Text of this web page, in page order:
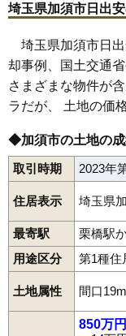
61 北篠崎
62 杓子木
63 上崎
64 北平野
65 鴻茎
66 北大桑
67 砂原
68 中ノ目
69 中樋遣川
70 外記新田
71 柏戸
73 弥兵衛
新井新田
埼玉県加須市日出
埼玉県加須市日出
却事例、国土交通
さまざまな物件が
ラだが、 土地の価
◆加須市の土地の成
取引時期 2023年
住居表示 埼玉県
最寄駅 栗橋駅
用途区分
第1種住
土地属性 間口
850万円
愛宕阿良川大桑大
北篠崎北辻久下串
多門寺中央